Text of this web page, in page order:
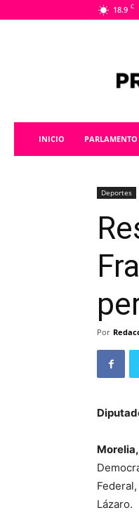
18.9 C
INICIO PARLAMENTO
Deportes
Por
Lázaro.